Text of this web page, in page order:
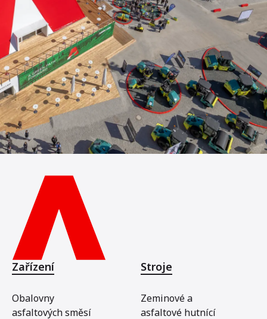
Zařízení
Obalovny
asfaltových směsí
Stroje
Zeminové a
asfaltové hutnící